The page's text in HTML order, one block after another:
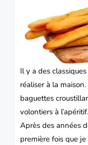
Il y a des
réaliser à la
baguettes
volontiers à l’apéritif.
Après des années
première fois que